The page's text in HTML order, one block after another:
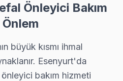
için Tefal TV fiyat teklifi
→
TV servis hattımız günlük olarak
→
Önleyici Bakım
büyük kısmı ihmal
Esenyurt'da
bakım hizmeti